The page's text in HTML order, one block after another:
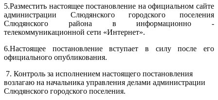
5.Разместить настоящее постановление на официальном сайте
администрации Слюдянского городского поселения
Слюдянского района в информационно -
телекоммуникационной сети «Интернет».
6.Настоящее постановление вступает в силу после его
официального опубликования.
7. Контроль за исполнением настоящего постановления
возлагаю на начальника управления делами администрации
Слюдянского городского поселения.